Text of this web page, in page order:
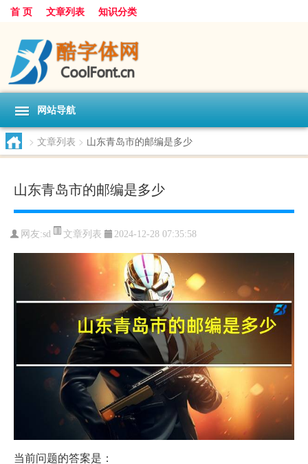
首 页 文章列表 知识分类
网站导航
> 文章列表 > 山东青岛市的邮编是多少
山东青岛市的邮编是多少
网友:sd 文章列表 2024-12-28 07:35:58
当前问题的答案是：